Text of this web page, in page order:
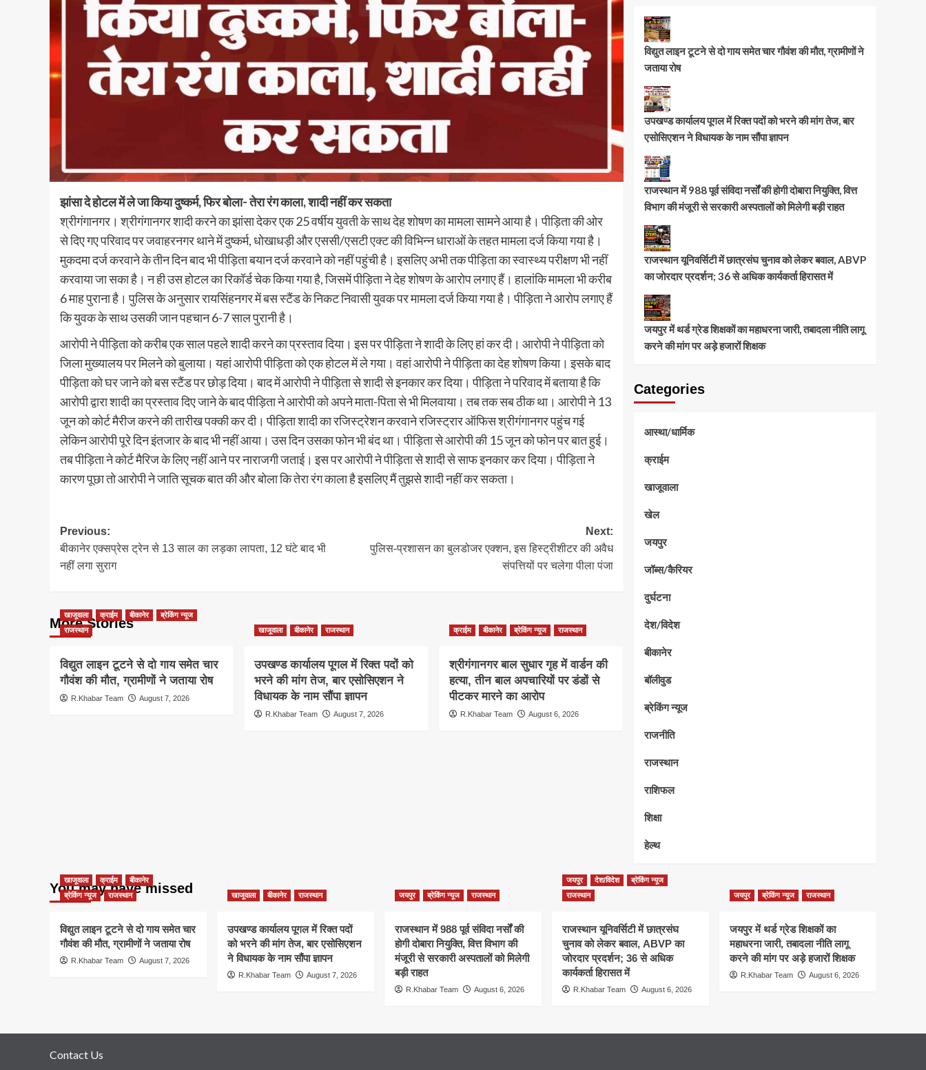
झांसा दे होटल में ले जा किया दुष्कर्म, फिर बोला- तेरा रंग काला, शादी नहीं कर सकता
श्रीगंगानगर। श्रीगंगानगर शादी करने का झांसा देकर एक 25 वर्षीय युवती के साथ देह शोषण का मामला सामने आया है। पीड़िता की ओर
से दिए गए परिवाद पर जवाहरनगर थाने में दुष्कर्म, धोखाधड़ी और एससी/एसटी एक्ट की विभिन्न धाराओं के तहत मामला दर्ज किया गया है।
मुकदमा दर्ज करवाने के तीन दिन बाद भी पीड़िता बयान दर्ज करवाने को नहीं पहुंची है। इसलिए अभी तक पीड़िता का स्वास्थ्य परीक्षण भी नहीं
करवाया जा सका है। न ही उस होटल का रिकॉर्ड चेक किया गया है, जिसमें पीड़िता ने देह शोषण के आरोप लगाए हैं। हालांकि मामला भी करीब
6 माह पुराना है। पुलिस के अनुसार रायसिंहनगर में बस स्टैंड के निकट निवासी युवक पर मामला दर्ज किया गया है। पीड़िता ने आरोप लगाए हैं
कि युवक के साथ उसकी जान पहचान 6-7 साल पुरानी है।
आरोपी ने पीड़िता को करीब एक साल पहले शादी करने का प्रस्ताव दिया। इस पर पीड़िता ने शादी के लिए हां कर दी। आरोपी ने पीड़िता को
जिला मुख्यालय पर मिलने को बुलाया। यहां आरोपी पीड़िता को एक होटल में ले गया। वहां आरोपी ने पीड़िता का देह शोषण किया। इसके बाद
पीड़िता को घर जाने को बस स्टैंड पर छोड़ दिया। बाद में आरोपी ने पीड़िता से शादी से इनकार कर दिया। पीड़िता ने परिवाद में बताया है कि
आरोपी द्वारा शादी का प्रस्ताव दिए जाने के बाद पीड़िता ने आरोपी को अपने माता-पिता से भी मिलवाया। तब तक सब ठीक था। आरोपी ने 13
जून को कोर्ट मैरीज करने की तारीख पक्की कर दी। पीड़िता शादी का रजिस्ट्रेशन करवाने रजिस्ट्रार ऑफिस श्रीगंगानगर पहुंच गई
लेकिन आरोपी पूरे दिन इंतजार के बाद भी नहीं आया। उस दिन उसका फोन भी बंद था। पीड़िता से आरोपी की 15 जून को फोन पर बात हुई।
तब पीड़िता ने कोर्ट मैरिज के लिए नहीं आने पर नाराजगी जताई। इस पर आरोपी ने पीड़िता से शादी से साफ इनकार कर दिया। पीड़िता ने
कारण पूछा तो आरोपी ने जाति सूचक बात की और बोला कि तेरा रंग काला है इसलिए मैं तुझसे शादी नहीं कर सकता।
Post
navigation
Previous:
बीकानेर एक्सप्रेस ट्रेन से 13 साल का लड़का लापता, 12 घंटे बाद भी
नहीं लगा सुराग
Next:
पुलिस-प्रशासन का बुलडोजर एक्शन, इस हिस्ट्रीशीटर की अवैध
संपत्तियों पर चलेगा पीला पंजा
More Stories
खाजूवाला क्राईम बीकानेर
ब्रेकिंग न्यूज
राजस्थान
विद्युत लाइन टूटने से दो गाय समेत चार
गौवंश की मौत, ग्रामीणों ने जताया रोष
R.Khabar Team August 7, 2026
खाजूवाला बीकानेर राजस्थान
उपखण्ड कार्यालय पूगल में रिक्त पदों को
भरने की मांग तेज, बार एसोसिएशन ने
विधायक के नाम सौंपा ज्ञापन
R.Khabar Team August 7, 2026
क्राईम बीकानेर ब्रेकिंग न्यूज राजस्थान
श्रीगंगानगर बाल सुधार गृह में वार्डन की
हत्या, तीन बाल अपचारियों पर डंडों से
पीटकर मारने का आरोप
R.Khabar Team August 6, 2026
विद्युत लाइन टूटने से दो गाय समेत चार गौवंश की मौत, ग्रामीणों ने
जताया रोष
उपखण्ड कार्यालय पूगल में रिक्त पदों को भरने की मांग तेज, बार
एसोसिएशन ने विधायक के नाम सौंपा ज्ञापन
राजस्थान में 988 पूर्व संविदा नर्सों की होगी दोबारा नियुक्ति, वित्त
विभाग की मंजूरी से सरकारी अस्पतालों को मिलेगी बड़ी राहत
राजस्थान यूनिवर्सिटी में छात्रसंघ चुनाव को लेकर बवाल, ABVP
का जोरदार प्रदर्शन; 36 से अधिक कार्यकर्ता हिरासत में
जयपुर में थर्ड ग्रेड शिक्षकों का महाधरना जारी, तबादला नीति लागू
करने की मांग पर अड़े हजारों शिक्षक
Categories
आस्था/धार्मिक
क्राईम
खाजूवाला
खेल
जयपुर
जॉब्स/कैरियर
दुर्घटना
देश/विदेश
बीकानेर
बॉलीवुड
ब्रेकिंग न्यूज
राजनीति
राजस्थान
राशिफल
शिक्षा
हेल्थ
You may have missed
खाजूवाला क्राईम
बीकानेर
ब्रेकिंग न्यूज
राजस्थान
विद्युत लाइन टूटने से दो गाय समेत चार
गौवंश की मौत, ग्रामीणों ने जताया रोष
R.Khabar Team August 7, 2026
खाजूवाला बीकानेर राजस्थान
उपखण्ड कार्यालय पूगल में रिक्त पदों
को भरने की मांग तेज, बार एसोसिएशन
ने विधायक के नाम सौंपा ज्ञापन
R.Khabar Team August 7, 2026
जयपुर ब्रेकिंग न्यूज राजस्थान
राजस्थान में 988 पूर्व संविदा नर्सों की
होगी दोबारा नियुक्ति, वित्त विभाग की
मंजूरी से सरकारी अस्पतालों को मिलेगी
बड़ी राहत
R.Khabar Team August 6, 2026
जयपुर देश/विदेश
ब्रेकिंग न्यूज
राजस्थान
राजस्थान यूनिवर्सिटी में छात्रसंघ
चुनाव को लेकर बवाल, ABVP का
जोरदार प्रदर्शन; 36 से अधिक
कार्यकर्ता हिरासत में
R.Khabar Team August 6, 2026
जयपुर ब्रेकिंग न्यूज राजस्थान
जयपुर में थर्ड ग्रेड शिक्षकों का
महाधरना जारी, तबादला नीति लागू
करने की मांग पर अड़े हजारों शिक्षक
R.Khabar Team August 6, 2026
Contact Us